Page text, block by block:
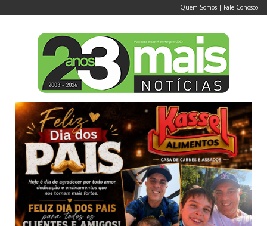
Quem Somos | Fale Conosco